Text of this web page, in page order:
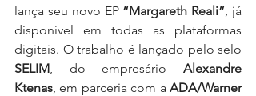
lança seu novo EP “Margareth Reali”, já
disponível em todas as plataformas
SELIM, do empresário Alexandre
Ktenas, em parceria com a ADA/Warner